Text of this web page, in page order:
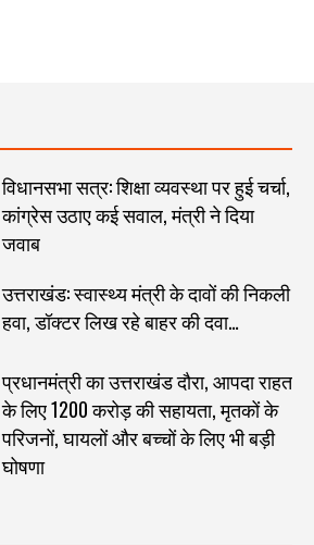
विधानसभा सत्र: शिक्षा व्यवस्था पर हुई चर्चा,
कांग्रेस उठाए कई सवाल, मंत्री ने दिया
जवाब
उत्तराखंड: स्वास्थ्य मंत्री के दावों की निकली
हवा, डॉक्टर लिख रहे बाहर की दवा…
प्रधानमंत्री का उत्तराखंड दौरा, आपदा राहत
के लिए 1200 करोड़ की सहायता, मृतकों के
परिजनों, घायलों और बच्चों के लिए भी बड़ी
घोषणा